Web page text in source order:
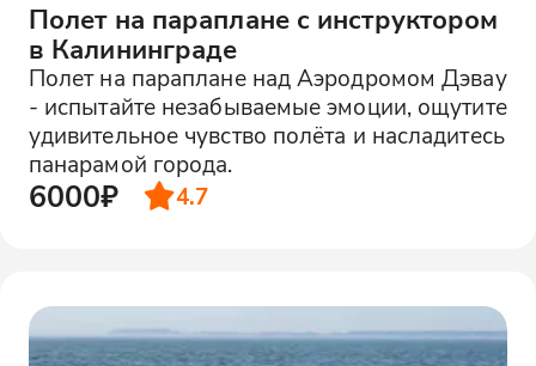
Полет на параплане с инструктором
в Калининграде
Полет на параплане над Аэродромом Дэвау
- испытайте незабываемые эмоции, ощутите
удивительное чувство полёта и насладитесь
панарамой города.
6000₽ 4.7